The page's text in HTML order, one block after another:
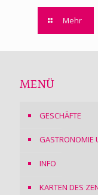
Mehr
MENÜ
GESCHÄFTE
GASTRONOMIE
INFO
KARTEN DES